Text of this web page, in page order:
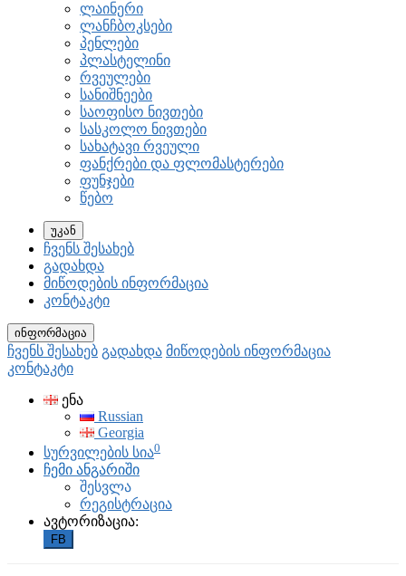
ლაინერი
ლანჩბოკსები
პენლები
პლასტელინი
რვეულები
სანიშნეები
საოფისო ნივთები
სასკოლო ნივთები
სახატავი რვეული
ფანქრები და ფლომასტერები
ფუნჯები
წებო
უკან
ჩვენს შესახებ
გადახდა
მიწოდების ინფორმაცია
კონტაკტი
ინფორმაცია
ჩვენს შესახებ გადახდა მიწოდების ინფორმაცია
კონტაკტი
ენა
Russian
Georgia
სურვილების სია0
ჩემი ანგარიში
შესვლა
რეგისტრაცია
ავტორიზაცია:
FB